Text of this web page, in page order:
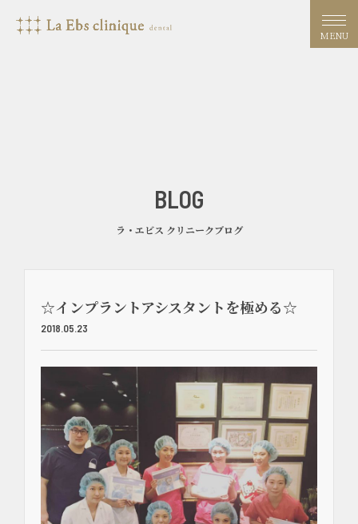
MENU
BLOG
ラ・エビス クリニークブログ
☆インプラントアシスタントを極める☆
2018.05.23